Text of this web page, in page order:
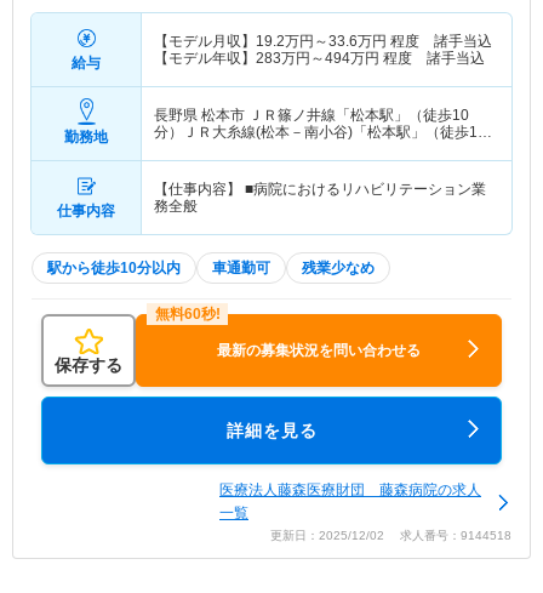
給与
【モデル月収】 19.2万円～33.6万円 程度 諸手当込
【モデル年収】 283万円～494万円 程度 諸手当込
勤務地
長野県 松本市 ＪＲ篠ノ井線「松本駅」（徒歩10
分）ＪＲ大糸線(松本－南小谷)「松本駅」（徒歩10
仕事内容
【仕事内容】 ■病院におけるリハビリテーション業
務全般
駅から徒歩10分以内 車通勤可 残業少なめ
保存する
最新の募集状況を問い合わせる
詳細を見る
医療法人藤森医療財団 藤森病院の求人
一覧
更新日：2025/12/02 求人番号：9144518